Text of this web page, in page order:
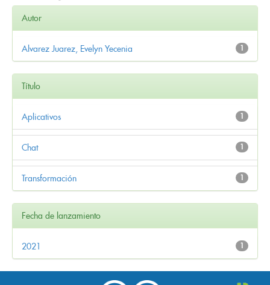
Autor
1
Alvarez Juarez, Evelyn Yecenia
Título
1
Aplicativos
1
Chat
1
Transformación
Fecha de lanzamiento
1
2021